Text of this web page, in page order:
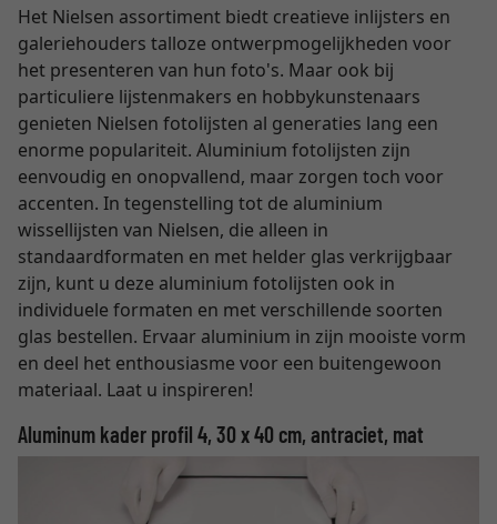
Het Nielsen assortiment biedt creatieve inlijsters en
galeriehouders talloze ontwerpmogelijkheden voor
het presenteren van hun foto's. Maar ook bij
particuliere lijstenmakers en hobbykunstenaars
genieten Nielsen fotolijsten al generaties lang een
enorme populariteit. Aluminium fotolijsten zijn
eenvoudig en onopvallend, maar zorgen toch voor
accenten. In tegenstelling tot de aluminium
wissellijsten van Nielsen, die alleen in
standaardformaten en met helder glas verkrijgbaar
zijn, kunt u deze aluminium fotolijsten ook in
individuele formaten en met verschillende soorten
glas bestellen. Ervaar aluminium in zijn mooiste vorm
en deel het enthousiasme voor een buitengewoon
materiaal. Laat u inspireren!
Aluminum kader profil 4, 30 x 40 cm, antraciet, mat